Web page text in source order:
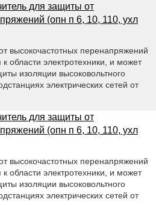
для защиты от
(опн п 6, 10, 110, ухл
высокочастотных перенапряжений
области электротехники, и может
изоляции высоковольтного
электрических сетей от
для защиты от
(опн п 6, 10, 110, ухл
высокочастотных перенапряжений
области электротехники, и может
изоляции высоковольтного
электрических сетей от